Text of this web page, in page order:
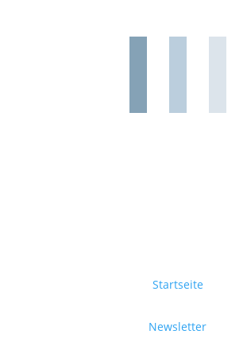
Startseite
Newsletter